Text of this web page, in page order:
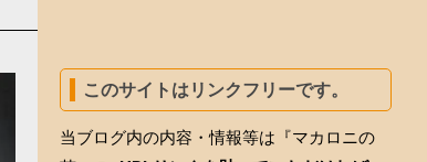
このサイトはリンクフリーです。
当ブログ内の内容・情報等は『マカロニの